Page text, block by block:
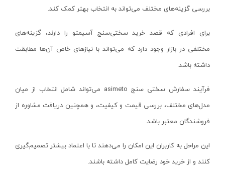
پرچ کن شارژی
ضربه زن شارژی
کابل بر شارژی
هویه شارژی
سشوار شارژی
حرارت سنج شارژی
کارواش و سمپاش شارژی
هیلتی - Hilti
گام الکتریک - Gaam Electric
جی سی بی - JCB
برتر - Bartar
رصب - Rasb
اکتیو - Active
قرمز - مشکی
سفید - قرمز
سفید-WHITE
آبی- طلایی
نقره ای-مشکی
آبی ، قرمز ، سبز ، نارنجی
گلد (GOLD)
آبی - مشکی
بررسی گزینه‌های مختلف می‌تواند به انتخاب بهتر کمک کند.
برای افرادی که قصد خرید سختی‌سنج آسیمتو را دارند، گزینه‌های
مختلفی در بازار وجود دارد که می‌تواند با نیازهای خاص آن‌ها مطابقت
داشته باشد.
فرآیند سفارش سختی سنج asimeto می‌تواند شامل انتخاب از میان
مدل‌های مختلف، بررسی قیمت و کیفیت، و همچنین دریافت مشاوره از
فروشندگان معتبر باشد.
این مراحل به کاربران این امکان را می‌دهند تا با اعتماد بیشتر تصمیم‌گیری
کنند و از خرید خود رضایت کامل داشته باشند.